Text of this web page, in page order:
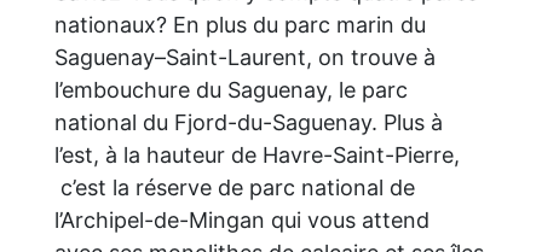
nationaux? En plus du parc marin du
Saguenay–Saint-Laurent, on trouve à
l’embouchure du Saguenay, le parc
national du Fjord-du-Saguenay. Plus à
l’est, à la hauteur de Havre-Saint-Pierre,
c’est la réserve de parc national de
l’Archipel-de-Mingan qui vous attend